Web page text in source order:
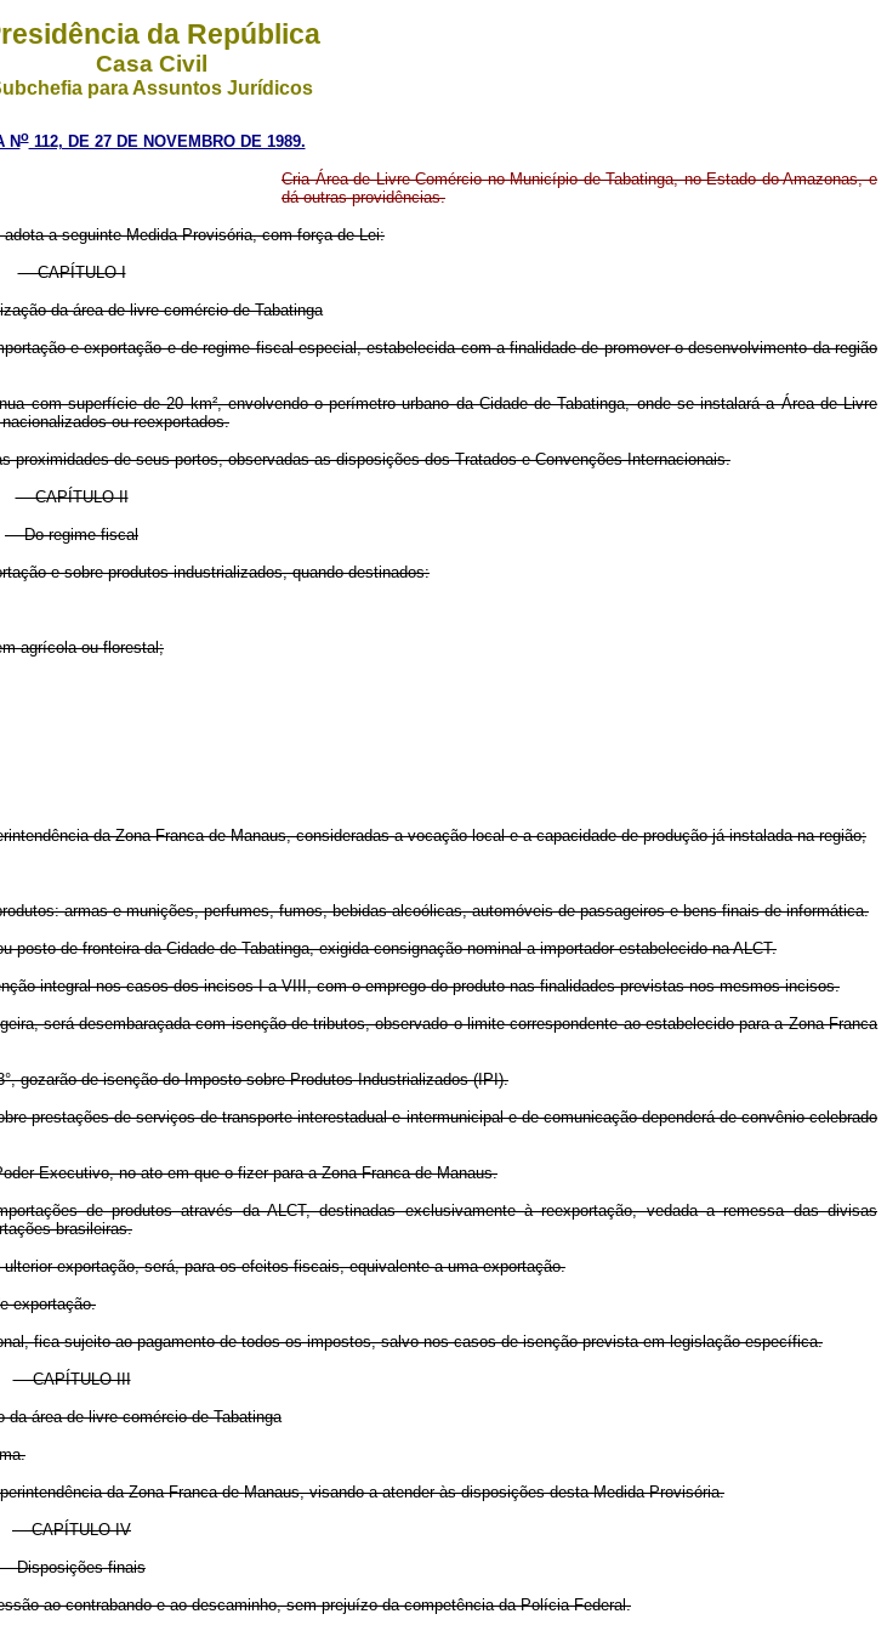
da República
Casa Civil
para Assuntos Jurídicos
No112, DE 27 DE NOVEMBRO DE 1989.
Cria Área de Livre Comércio no Município de Tabatinga, no Estado do Amazonas, e
dá outras providências.
a seguinte Medida Provisória, com força de Lei:
CAPÍTULO I
da área de livre comércio de Tabatinga
e exportação e de regime fiscal especial, estabelecida com a finalidade de promover o desenvolvimento da região
com superfície de 20 km², envolvendo o perímetro urbano da Cidade de Tabatinga, onde se instalará a Área de Livre
ou reexportados.
de seus portos, observadas as disposições dos Tratados e Convenções Internacionais.
CAPÍTULO II
Do regime fiscal
e sobre produtos industrializados, quando destinados:
agrícola ou florestal;
da Zona Franca de Manaus, consideradas a vocação local e a capacidade de produção já instalada na região;
armas e munições, perfumes, fumos, bebidas alcoólicas, automóveis de passageiros e bens finais de informática.
de fronteira da Cidade de Tabatinga, exigida consignação nominal a importador estabelecido na ALCT.
integral nos casos dos incisos I a VIII, com o emprego do produto nas finalidades previstas nos mesmos incisos.
será desembaraçada com isenção de tributos, observado o limite correspondente ao estabelecido para a Zona Franca
gozarão de isenção do Imposto sobre Produtos Industrializados (IPI).
prestações de serviços de transporte interestadual e intermunicipal e de comunicação dependerá de convênio celebrado
Executivo, no ato em que o fizer para a Zona Franca de Manaus.
de produtos através da ALCT, destinadas exclusivamente à reexportação, vedada a remessa das divisas
brasileiras.
exportação, será, para os efeitos fiscais, equivalente a uma exportação.
exportação.
fica sujeito ao pagamento de todos os impostos, salvo nos casos de isenção prevista em legislação específica.
CAPÍTULO III
área de livre comércio de Tabatinga
da Zona Franca de Manaus, visando a atender às disposições desta Medida Provisória.
CAPÍTULO IV
finais
ao contrabando e ao descaminho, sem prejuízo da competência da Polícia Federal.